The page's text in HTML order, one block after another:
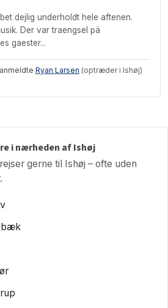
dejlig underholdt hele aftenen.
Der var traengsel pä
gaester...
anmeldte Ryan Larsen (optræder i Ishøj)
i nærheden af Ishøj
gerne til Ishøj – ofte uden